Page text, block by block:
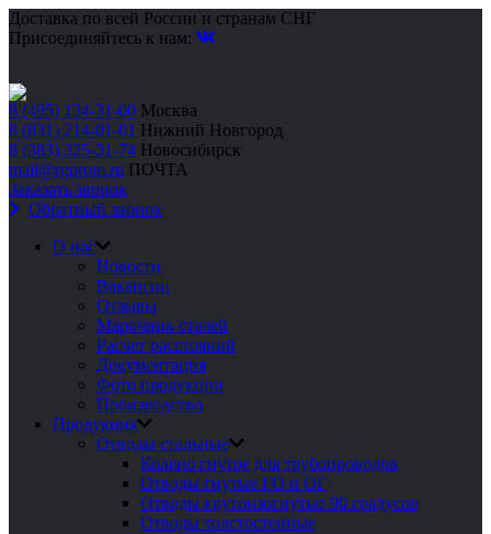
Доставка по всей России и странам СНГ
Присоединяйтесь к нам:
8 (495) 134-31-00 Москва
8 (831) 214-01-01 Нижний Новгород
8 (383) 325-31-74 Новосибирск
mail@rgprom.ru ПОЧТА
Заказать звонок
Обратный звонок
О нас
Новости
Вакансии
Отзывы
Марочник сталей
Расчет расстояний
Документация
Фото продукции
Производство
Продукция
Отводы стальные
Колено гнутое для трубопроводов
Отводы гнутые ГО и ОГ
Отводы крутоизогнутые 90 градусов
Отводы толстостенные